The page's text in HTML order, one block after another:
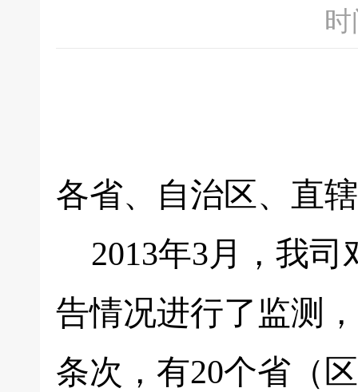
各省、自治区、直
2013年3月，我司
告情况进行了监测
条次，有20个省（